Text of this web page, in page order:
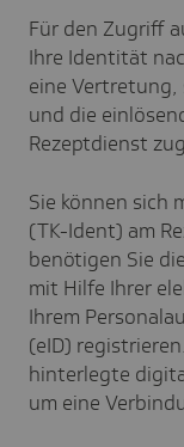
Für den Zugriff
Ihre Identität
eine Vertretung,
und die
Rezeptdienst
Sie können sich
(TK-Ident) am
benötigen Sie
mit Hilfe Ihrer
Ihrem
(eID)
hinterlegte
um eine